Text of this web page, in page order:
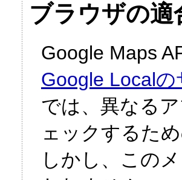
ブラウザの適
Google Maps
Google Local
では、異なる
ェックするた
しかし、この